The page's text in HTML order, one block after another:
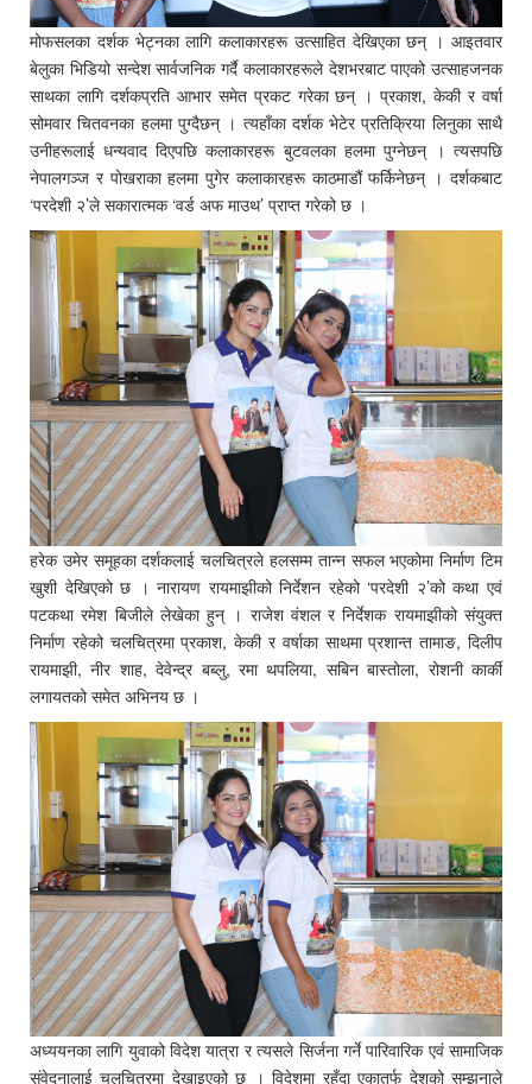
मोफसलका दर्शक भेट्नका लागि कलाकारहरू उत्साहित देखिएका छन् । आइतवार
बेलुका भिडियो सन्देश सार्वजनिक गर्दै कलाकारहरूले देशभरबाट पाएको उत्साहजनक
साथका लागि दर्शकप्रति आभार समेत प्रकट गरेका छन् । प्रकाश, केकी र वर्षा
सोमवार चितवनका हलमा पुग्दैछन् । त्यहाँका दर्शक भेटेर प्रतिक्रिया लिनुका साथै
उनीहरूलाई धन्यवाद दिएपछि कलाकारहरू बुटवलका हलमा पुग्नेछन् । त्यसपछि
नेपालगञ्ज र पोखराका हलमा पुगेर कलाकारहरू काठमाडौं फर्किनेछन् । दर्शकबाट
‘परदेशी २’ले सकारात्मक ‘वर्ड अफ माउथ’ प्राप्त गरेको छ ।
हरेक उमेर समूहका दर्शकलाई चलचित्रले हलसम्म तान्न सफल भएकोमा निर्माण टिम
खुशी देखिएको छ । नारायण रायमाझीको निर्देशन रहेको ‘परदेशी २’को कथा एवं
पटकथा रमेश बिजीले लेखेका हुन् । राजेश वंशल र निर्देशक रायमाझीको संयुक्त
निर्माण रहेको चलचित्रमा प्रकाश, केकी र वर्षाका साथमा प्रशान्त तामाङ, दिलीप
रायमाझी, नीर शाह, देवेन्द्र बब्लु, रमा थपलिया, सबिन बास्तोला, रोशनी कार्की
लगायतको समेत अभिनय छ ।
अध्ययनका लागि युवाको विदेश यात्रा र त्यसले सिर्जना गर्ने पारिवारिक एवं सामाजिक
संवेदनालाई चलचित्रमा देखाइएको छ । विदेशमा रहँदा एकातर्फ देशको सम्झनाले